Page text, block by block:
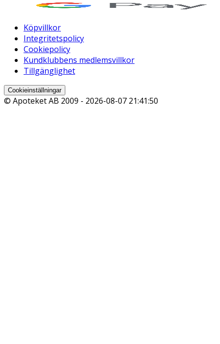
Köpvillkor
Integritetspolicy
Cookiepolicy
Kundklubbens medlemsvillkor
Tillgänglighet
Cookieinställningar
© Apoteket AB 2009 - 2026-08-07 21:41:50